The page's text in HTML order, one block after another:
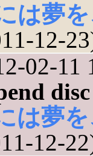
は夢
12-
02-11
は夢
12-